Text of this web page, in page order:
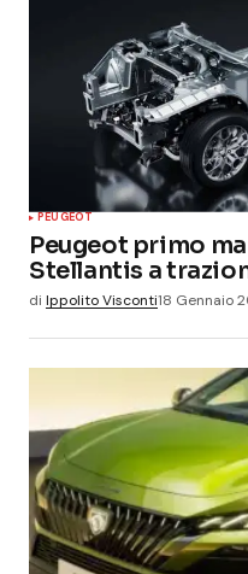
PEUGEOT
Peugeot primo
Stellantis a
di Ippolito Visconti18 Gennaio